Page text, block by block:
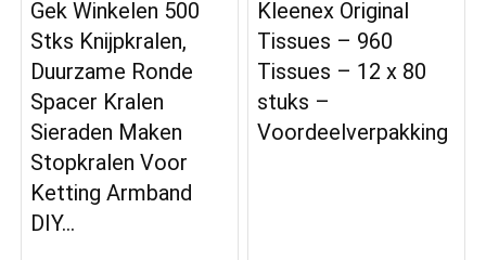
Gek Winkelen 500
Stks Knijpkralen,
Duurzame Ronde
Spacer Kralen
Sieraden Maken
Stopkralen Voor
Ketting Armband
DIY…
Kleenex Original
Tissues – 960
Tissues – 12 x 80
stuks –
Voordeelverpakking